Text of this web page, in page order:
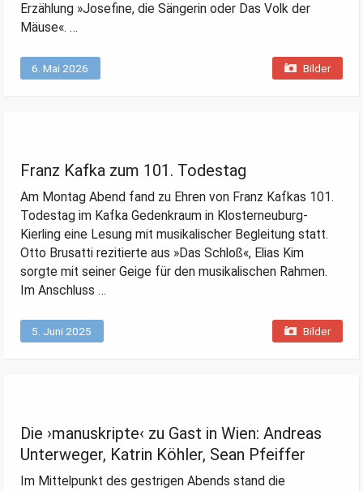
Erzählung »Josefine, die Sängerin oder Das Volk der
Mäuse«. …
6. Mai 2026 Bilder
Franz Kafka zum 101. Todestag
Am Montag Abend fand zu Ehren von Franz Kafkas 101.
Todestag im Kafka Gedenkraum in Klosterneuburg-
Kierling eine Lesung mit musikalischer Begleitung statt.
Otto Brusatti rezitierte aus »Das Schloß«, Elias Kim
sorgte mit seiner Geige für den musikalischen Rahmen.
Im Anschluss …
5. Juni 2025 Bilder
Die ›manuskripte‹ zu Gast in Wien: Andreas
Unterweger, Katrin Köhler, Sean Pfeiffer
Im Mittelpunkt des gestrigen Abends stand die